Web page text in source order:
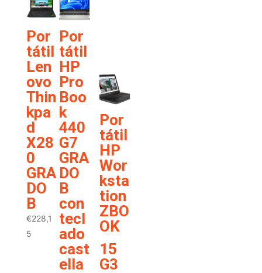
Por
tátil
Len
ovo
Thin
kpa
d
X28
0
GRA
DO
B
€228,1
5
Por
tátil
HP
Pro
Boo
k
440
G7
GRA
DO
B
con
tecl
ado
Por
tátil
HP
Wor
ksta
tion
ZBO
OK
tecl.
num
.
cast
ella